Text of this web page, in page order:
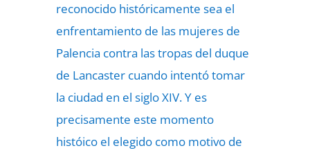
reconocido históricamente sea el
enfrentamiento de las mujeres de
Palencia contra las tropas del duque
de Lancaster cuando intentó tomar
la ciudad en el siglo XIV. Y es
precisamente este momento
históico el elegido como motivo de